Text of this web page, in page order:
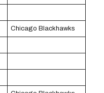
Chicago Blackhawks